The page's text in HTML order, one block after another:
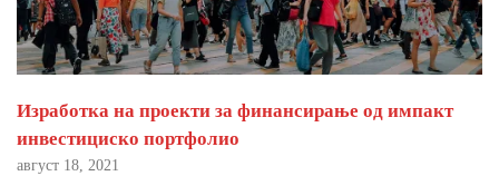
Изработка на проекти за финансирање од импакт
инвестициско портфолио
август 18, 2021